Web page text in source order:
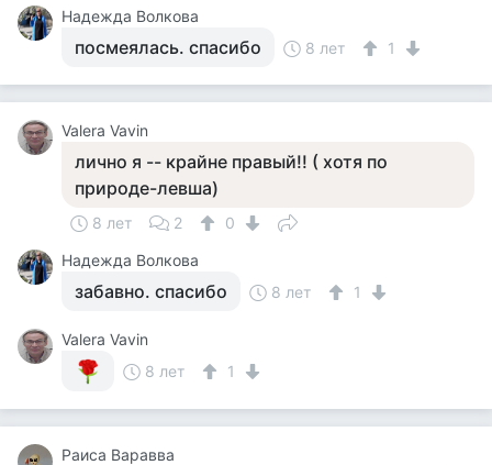
Надежда Волкова
посмеялась. спасибо 8 лет 1
Valera Vavin
лично я -- крайне правый!! ( хотя по
природе-левша)
8 лет 2
0
Надежда Волкова
забавно. спасибо 8 лет 1
Valera Vavin
8 лет
1
Раиса Варавва